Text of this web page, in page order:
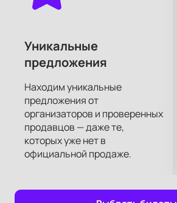
Уникальные
предложения
Находим уникальные
предложения от
организаторов и проверенных
продавцов — даже те,
которых уже нет в
официальной продаже.